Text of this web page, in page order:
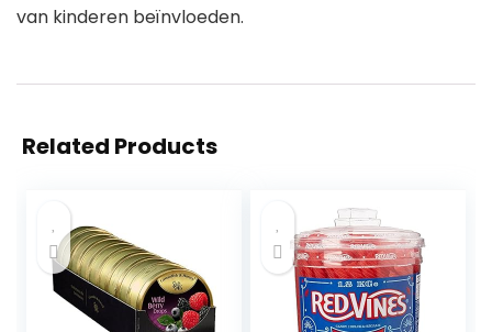
van kinderen beïnvloeden.
Related Products